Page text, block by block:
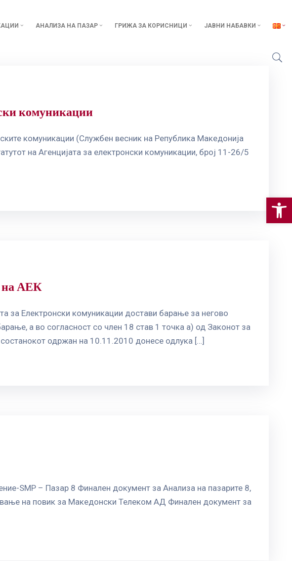
АНАЛИЗА НА ПАЗАР ГРИЖА ЗА КОРИСНИЦИ ЈАВНИ НАБАВКИ
комуникации
комуникации (Службен весник на Република Македонија
на Агенцијата за електронски комуникации, број 11-26/5
на АЕК
за Електронски комуникации достави барање за негово
а во согласност со член 18 став 1 точка а) од Законот за
одржан на 10.11.2010 донесе одлука […]
SMP – Пазар 8 Финален документ за Анализа на пазарите 8,
на повик за Македонски Телеком АД Финален документ за